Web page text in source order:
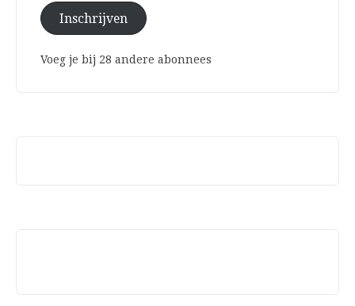
Inschrijven
Voeg je bij 28 andere abonnees